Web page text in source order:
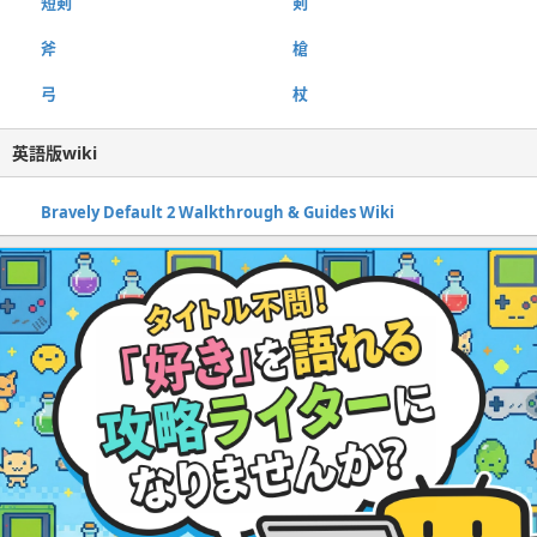
斧 槍
弓 杖
英語版wiki
Bravely Default 2 Walkthrough & Guides Wiki